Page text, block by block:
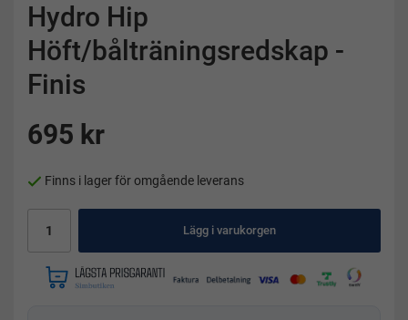
Hydro Hip
Höft/bålträningsredskap -
Finis
695 kr
Finns i lager för omgående leverans
Lägg i varukorgen